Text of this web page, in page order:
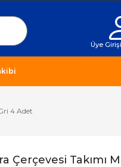
Üye Girişi
4 Adet
Çerçevesi Takımı